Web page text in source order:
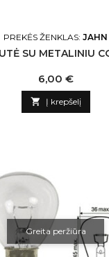
PREKĖS ŽENKLAS: JAHN
SU METALINIU
Kaina
6,00 €
 Į krepšelį
Greita peržiūra